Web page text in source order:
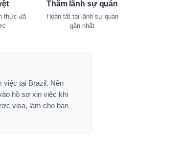
thức đã
Thăm lãnh sự quán
Hoàn tất tại lãnh sự quán
gần nhất
việc tại Brazil. Nền
hồ sơ xin việc khi
visa, làm cho bạn